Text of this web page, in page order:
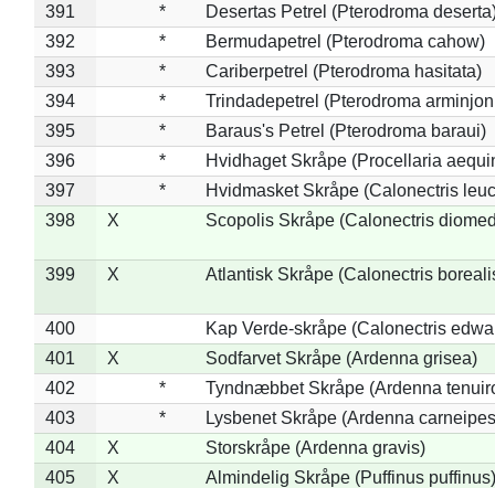
391
*
Desertas Petrel (Pterodroma
392
*
Bermudapetrel (Pterodroma cahow)
393
*
Cariberpetrel (Pterodroma hasitata)
394
*
Trindadepetrel (Pterodroma
395
*
Baraus's Petrel (Pterodroma baraui)
396
*
Hvidhaget Skråpe (Procellaria
397
*
Hvidmasket Skråpe (Calonectris
398
X Scopolis Skråpe (Calonectris
399 X Atlantisk Skråpe (Calonectris
400
Kap Verde-skråpe (Calonectris
401
X
Sodfarvet Skråpe (Ardenna grisea)
402
*
Tyndnæbbet Skråpe (Ardenna
403
*
Lysbenet Skråpe (Ardenna
404
X
Storskråpe (Ardenna gravis)
405
X
Almindelig Skråpe (Puffinus puffinus)